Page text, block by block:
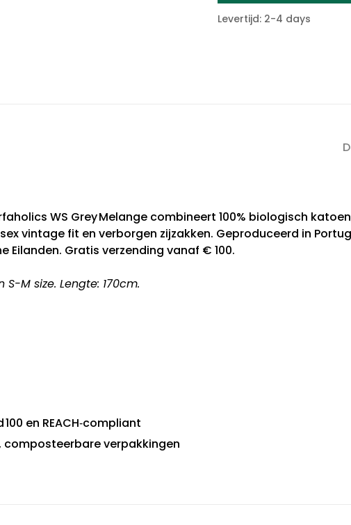
Levertijd: 2-4 days
WS Grey Melange combineert 100% biologisch
vintage fit en verborgen zijzakken. Geproduceerd in
Eilanden. Gratis verzending vanaf € 100.
M size. Lengte: 170cm.
en REACH‑compliant
verpakkingen